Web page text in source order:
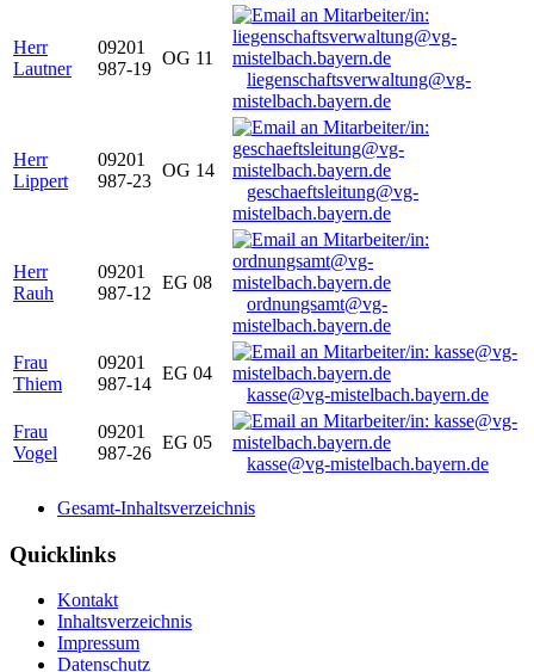
Herr
Lautner
09201
987-19
OG 11
liegenschaftsverwaltung@vg-
mistelbach.bayern.de
Herr
Lippert
09201
987-23
OG 14
geschaeftsleitung@vg-
mistelbach.bayern.de
Herr
Rauh
09201
987-12
EG 08
ordnungsamt@vg-
mistelbach.bayern.de
Frau
Thiem
09201
987-14
EG 04
kasse@vg-mistelbach.bayern.de
Frau
Vogel
09201
987-26
EG 05
kasse@vg-mistelbach.bayern.de
Gesamt-Inhaltsverzeichnis
Quicklinks
Kontakt
Inhaltsverzeichnis
Impressum
Datenschutz